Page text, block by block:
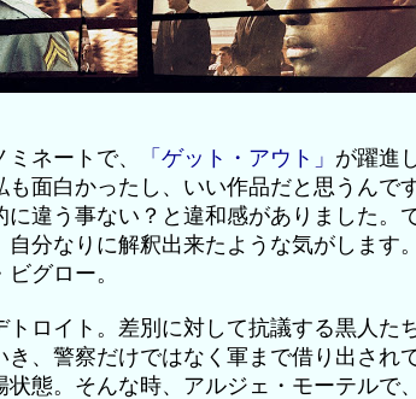
ネートで、 「ゲット・アウト」 が躍進
も面白かったし、いい作品だと思うんで
に違う事ない？と違和感がありました。
自分なりに解釈出来たような気がします
グロー。
トロイト。差別に対して抗議する黒人た
き、警察だけではなく軍まで借り出され
状態。そんな時、アルジェ・モーテルで